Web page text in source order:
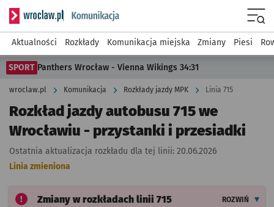
Serwis informacyjny wroclaw.pl podserwis: Komunikacja
Aktualności Rozkłady Komunikacja miejska Zmiany Piesi
SPORT Panthers Wrocław - Vienna Wikings 34:31
wroclaw.pl Komunikacja Rozkłady jazdy MPK Linia 715
Rozkład jazdy autobusu 715 we
Wrocławiu - przystanki i przesiadki
Ostatnia aktualizacja rozkładu dla tej linii: 20.06.2026
Linia zmieniona
Zmiany w rozkładach linii 715 ROZWIŃ